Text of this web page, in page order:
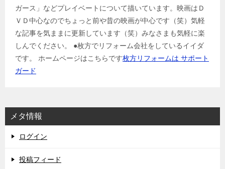
ガース」などプレイベートについて描いています。映画はＤ
ＶＤ中心なのでちょっと前や昔の映画が中心です（笑）気軽
な記事を気ままに更新しています（笑）みなさまも気軽に楽
しんでください。 ●枚方でリフォーム会社をしているイイダ
です。 ホームページはこちらです枚方リフォームは サポート
ガード
メタ情報
ログイン
投稿フィード